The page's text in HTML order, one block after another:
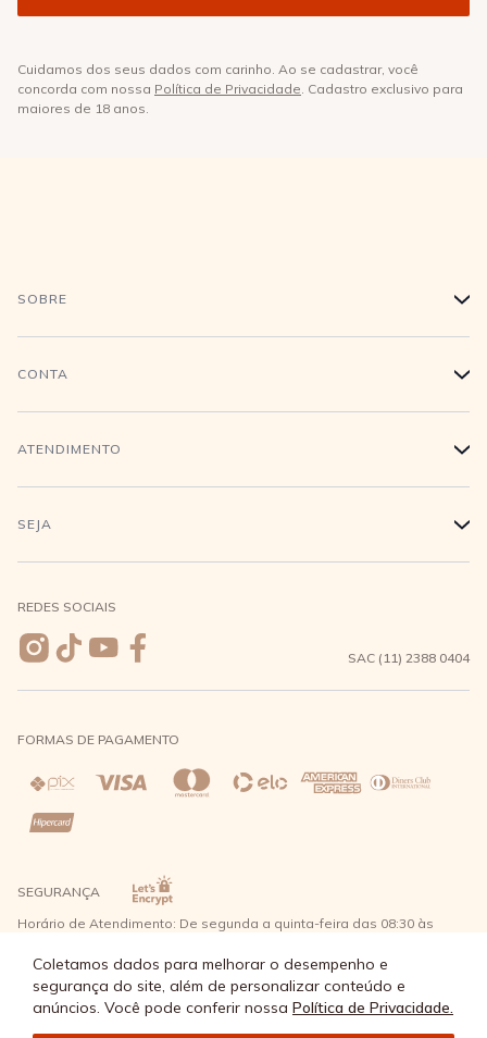
Coletamos dados para melhorar o desempenho e
segurança do site, além de personalizar conteúdo e
anúncios. Você pode conferir nossa Política de Privacidade.
Cuidamos dos seus dados com carinho. Ao se cadastrar, você
concorda com nossa Política de Privacidade. Cadastro exclusivo para
maiores de 18 anos.
SOBRE +
História
Conecte-se
CONTA +
Login
Meus pedidos
Wishlist
ATENDIMENTO +
Compra Segura
Entrega e Frete
Trocas e Devoluções
Direito de Arrependimento
Política de Privacidade
SEJA +
REDES SOCIAIS
SAC (11) 2388 0404
FORMAS DE PAGAMENTO
SEGURANÇA
Horário de Atendimento: De segunda a quinta-feira das 08:30 às
nível 2 - Bairro Capuava Mauá - São Paulo, CEP: 09380-115 - Água
Doce Comércio de Roupas e Acessórios Ltda - CNPJ: 57.484.768/0064-
© Água Doce 2026 - Todos os direitos reservados